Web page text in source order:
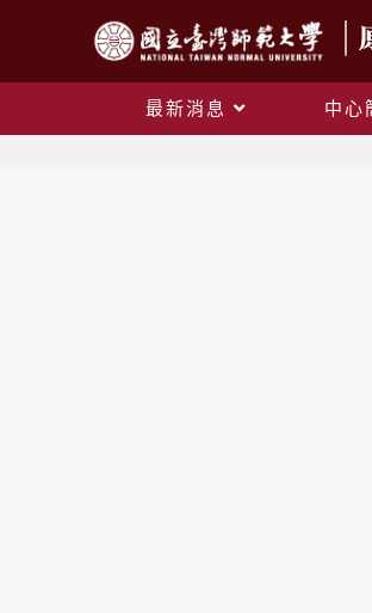
最新消息 中心